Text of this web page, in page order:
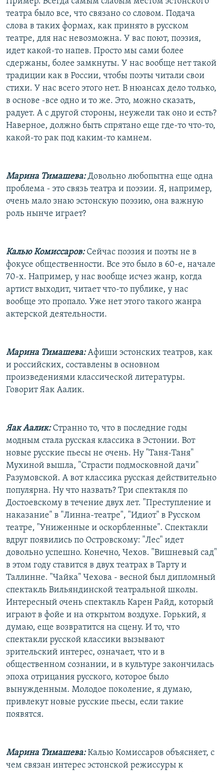
театра было все, что связано со словом. Подача
слова в таких формах, как принято в русском
театре, для нас невозможна. У вас поют, поэзия,
идет какой-то напев. Просто мы сами более
сдержаны, более замкнуты. У нас вообще нет такой
традиции как в России, чтобы поэты читали свои
стихи. У нас всего этого нет. В нюансах дело только,
в основе -все одно и то же. Это, можно сказать,
радует. А с другой стороны, неужели так оно и есть?
Наверное, должно быть спрятано еще где-то что-то,
какой-то рак под каким-то камнем.
Марина Тимашева:Довольно любопытна еще одна
проблема - это связь театра и поэзии. Я, например,
очень мало знаю эстонскую поэзию, она важную
роль нынче играет?
Калью Комиссаров:Сейчас поэзия и поэты не в
фокусе общественности. Все это было в 60-е, начале
70-х. Например, у нас вообще исчез жанр, когда
артист выходит, читает что-то публике, у нас
вообще это пропало. Уже нет этого такого жанра
актерской деятельности.
Марина Тимашева:Афиши эстонских театров, как
и российских, составлены в основном
произведениями классической литературы.
Говорит Яак Аалик.
Яак Аалик:Странно то, что в последние годы
модным стала русская классика в Эстонии. Вот
новые русские пьесы не очень. Ну "Таня-Таня"
Мухиной вышла, "Страсти подмосковной дачи"
Разумовской. А вот классика русская действительно
популярна. Ну что назвать? Три спектакля по
Достоевскому в течение двух лет. "Преступление и
наказание" в "Линна-театре", "Идиот" в Русском
театре, "Униженные и оскорбленные". Спектакли
вдруг появились по Островскому: "Лес" идет
довольно успешно. Конечно, Чехов. "Вишневый сад"
в этом году ставится в двух театрах в Тарту и
Таллинне. "Чайка" Чехова - весной был дипломный
спектакль Вильяндинской театральной школы.
Интересный очень спектакль Карен Райд, который
играют в фойе и на открытом воздухе. Горький, я
думаю, еще возвратится на сцену. И то, что
спектакли русской классики вызывают
зрительский интерес, означает, что и в
общественном сознании, и в культуре закончилась
эпоха отрицания русского, которое было
вынужденным. Молодое поколение, я думаю,
привлекут новые русские пьесы, если такие
появятся.
Марина Тимашева:Калью Комиссаров объясняет, с
чем связан интерес эстонской режиссуры к